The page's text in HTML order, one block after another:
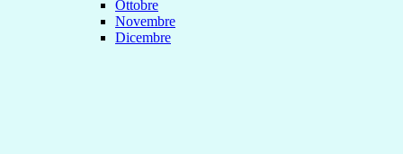
Ottobre
Novembre
Dicembre